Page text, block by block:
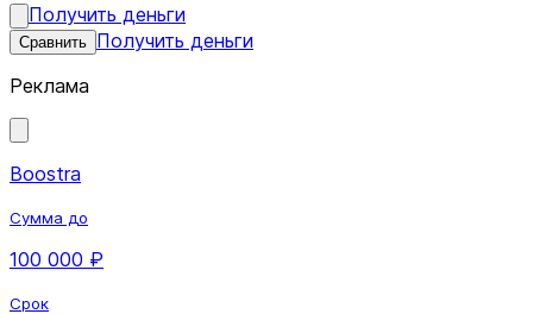
Получить деньги
Сравнить Получить деньги
Реклама
Boostra
Сумма до
100 000 ₽
Срок